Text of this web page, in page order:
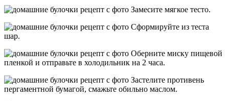
Замесите мягкое тесто.
Сформируйте из теста
шар.
Оберните миску пищевой
пленкой и отправьте в холодильник на 2 часа.
Застелите противень
пергаментной бумагой, смажьте обильно маслом.